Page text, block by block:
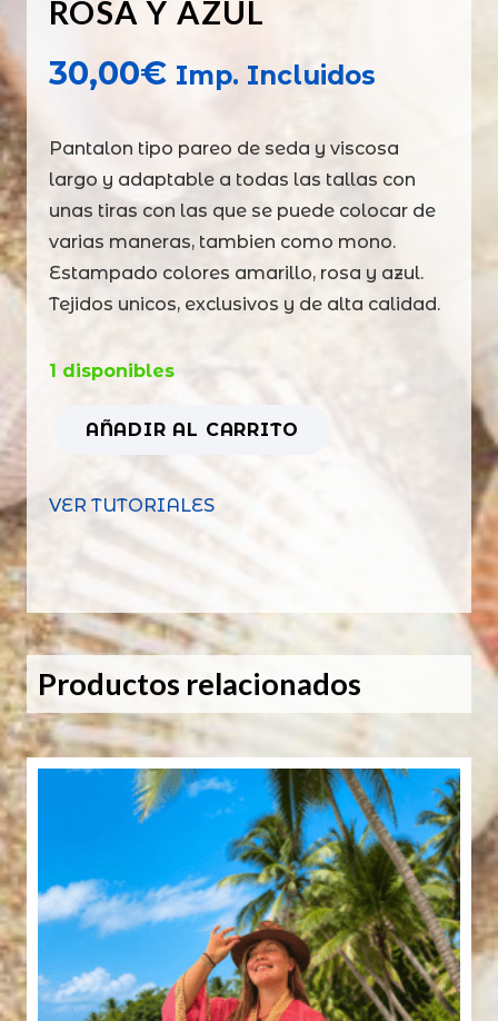
ROSA Y AZUL
30,00€ Imp. Incluidos
Pantalon tipo pareo de seda y viscosa
largo y adaptable a todas las tallas con
unas tiras con las que se puede colocar de
varias maneras, tambien como mono.
Estampado colores amarillo, rosa y azul.
Tejidos unicos, exclusivos y de alta calidad.
1 disponibles
amarillo
cantidad
AÑADIR AL CARRITO
VER TUTORIALES
Productos relacionados